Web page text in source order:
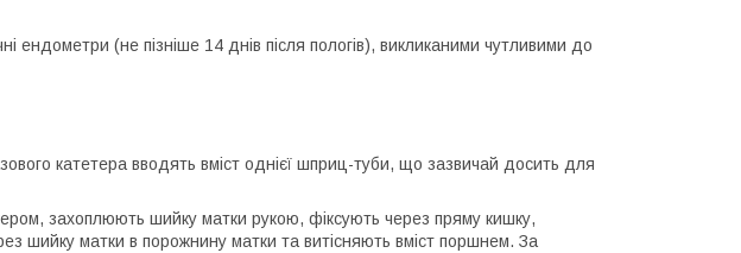
ендометри (не пізніше 14 днів після пологів), викликаними чутливими до
катетера вводять вміст однієї шприц-туби, що зазвичай досить для
захоплюють шийку матки рукою, фіксують через пряму кишку,
шийку матки в порожнину матки та витісняють вміст поршнем. За